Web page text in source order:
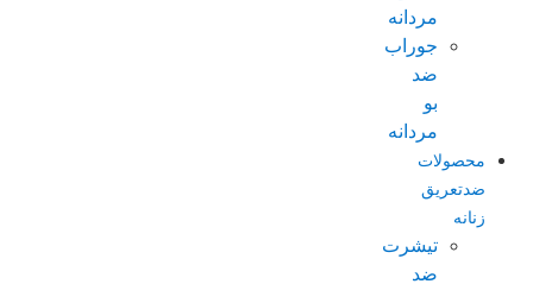
مردانه
جوراب
ضد
بو
مردانه
محصولات
ضدتعریق
زنانه
تیشرت
ضد